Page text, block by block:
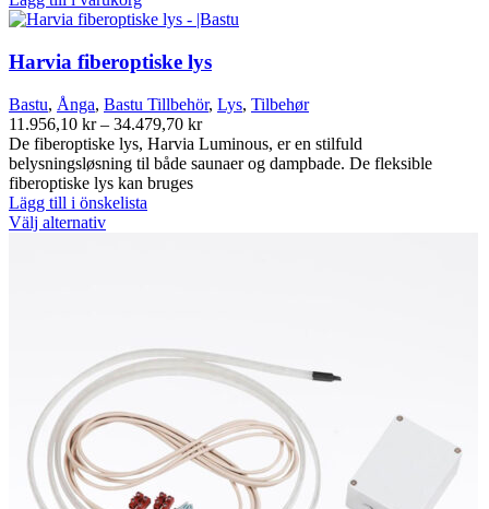
Harvia fiberoptiske lys
Bastu, Ånga, Bastu Tillbehör, Lys, Tilbehør
11.956,10 kr – 34.479,70 krPrisintervall:
11.956,10 kr
till
De fiberoptiske lys, Harvia Luminous, er en stilfuld
belysningsløsning til både saunaer og dampbade. De fleksible
fiberoptiske lys kan bruges
Lägg till i önskelista
Välj alternativDen
olika
alternativen
väljas
produktsidan